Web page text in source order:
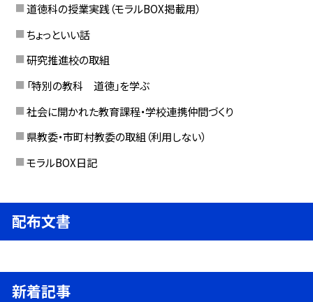
道徳科の授業実践（モラルBOX掲載用）
ちょっといい話
研究推進校の取組
「特別の教科 道徳」を学ぶ
社会に開かれた教育課程・学校連携仲間づくり
県教委・市町村教委の取組（利用しない）
モラルBOX日記
配布文書
新着記事